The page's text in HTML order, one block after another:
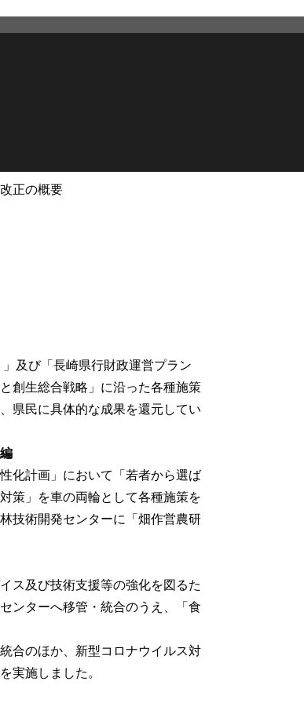
正の概要
及び「長崎県行財政運営プラン
創生総合戦略」に沿った各種施策
県民に具体的な成果を還元してい
化計画」において「若者から選ば
策」を車の両輪として各種施策を
技術開発センターに「畑作営農研
ス及び技術支援等の強化を図るた
ンターへ移管・統合のうえ、「食
合のほか、新型コロナウイルス対
実施しました。